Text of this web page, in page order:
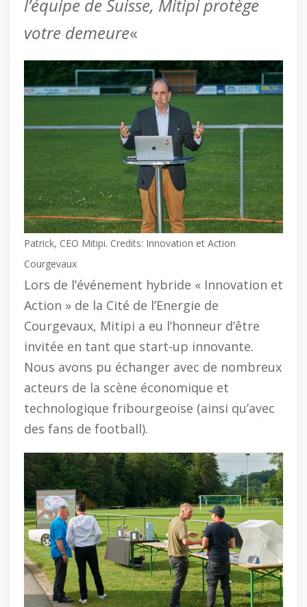
l’équipe de Suisse, Mitipi protège
votre demeure«
Patrick, CEO Mitipi. Credits: Innovation et Action
Courgevaux
Lors de l’événement hybride « Innovation et
Action » de la Cité de l’Energie de
Courgevaux, Mitipi a eu l’honneur d’être
invitée en tant que start-up innovante.
Nous avons pu échanger avec de nombreux
acteurs de la scène économique et
technologique fribourgeoise (ainsi qu’avec
des fans de football).